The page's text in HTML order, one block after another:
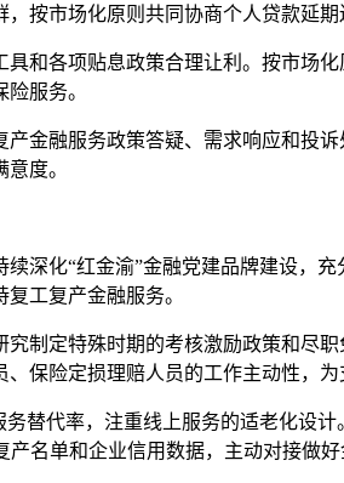
按市场化原则共同协商个人贷款延期
各项贴息政策合理让利。按市场化
服务。
融服务政策答疑、需求响应和投诉
度。
化“红金渝”金融党建品牌建设，充
工复产金融服务。
定特殊时期的考核激励政策和尽
保险定损理赔人员的工作主动性，为
代率，注重线上服务的适老化设计
名单和企业信用数据，主动对接做好